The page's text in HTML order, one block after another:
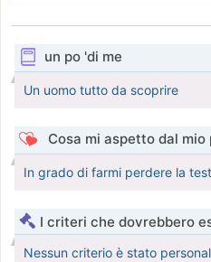
un po 'di me
Un uomo tutto da scoprire
Cosa mi aspetto dal mio
In grado di farmi perdere la
I criteri che dovrebbero
Nessun criterio è stato